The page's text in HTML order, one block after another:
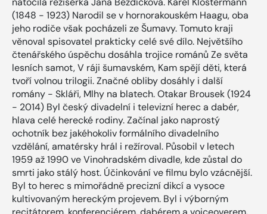
(1848 - 1923) Narodil se v hornorakouském Haagu, oba
jeho rodiče však pocházeli ze Šumavy. Tomuto kraji
věnoval spisovatel prakticky celé své dílo. Největšího
čtenářského úspěchu dosáhla trojice románů Ze světa
lesních samot, V ráji šumavském, Kam spějí děti, která
tvoří volnou trilogii. Značné obliby dosáhly i další
romány - Skláři, Mlhy na blatech. Otakar Brousek (1924
- 2014) Byl český divadelní i televizní herec a dabér,
hlava celé herecké rodiny. Začínal jako naprostý
ochotník bez jakéhokoliv formálního divadelního
vzdělání, amatérsky hrál i režíroval. Působil v letech
1959 až 1990 ve Vinohradském divadle, kde zůstal do
smrti jako stálý host. Účinkování ve filmu bylo vzácnější.
Byl to herec s mimořádně precizní dikcí a vysoce
kultivovaným hereckým projevem. Byl i výborným